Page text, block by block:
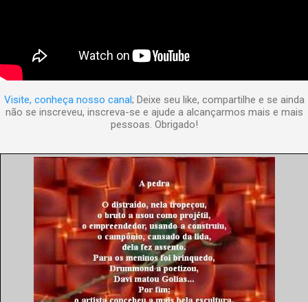
Visite, conheça nosso canal; Deixe seu like, compartilhe e se ainda
não se inscreveu, inscreva-se e ajude a alcançarmos mais e mais
pessoas. Obrigado!